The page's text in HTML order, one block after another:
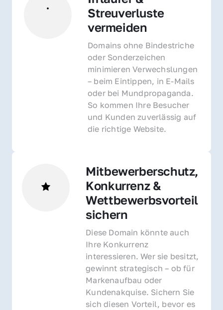
Streuverluste
vermeiden
Domains ohne Bindestriche
oder Sonderzeichen
minimieren Verwechslungen
– beim Eintippen, in E-Mails
oder bei Mundpropaganda.
So kommen Ihre Besucher
und Kunden zuverlässig auf
die richtige Website.
Mitbewerberschutz,
Konkurrenz &
Wettbewerbsvorteil
sichern
Diese Domain könnte auch
Ihre Konkurrenz
interessieren. Wer sie besitzt,
gewinnt strategisch – ob für
Markenaufbau oder
Kundenakquise. Sichern Sie
sich diesen Vorteil, bevor es